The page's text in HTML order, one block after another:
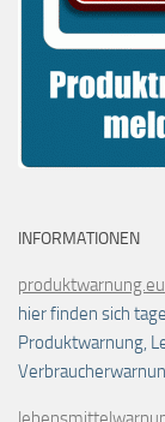
INFORMATIONEN
produktwarnung.eu
hier finden sich
Produktwarnung,